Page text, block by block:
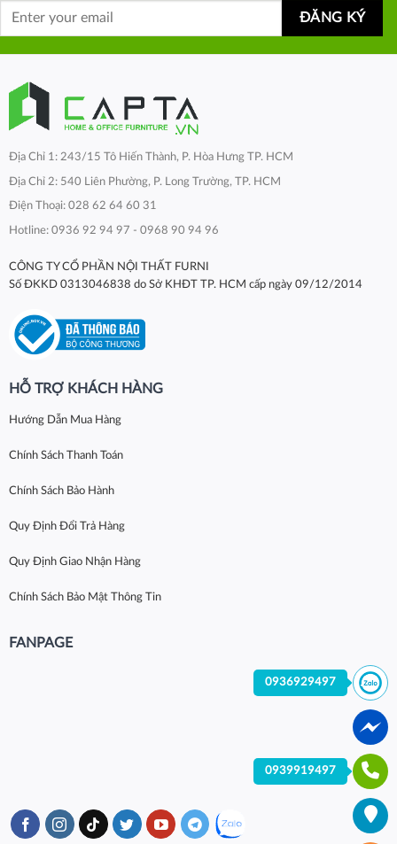
Địa Chỉ 1: 243/15 Tô Hiến Thành, P. Hòa Hưng TP. HCM
Địa Chỉ 2: 540 Liên Phường, P. Long Trường, TP. HCM
Điện Thoại: 028 62 64 60 31
Hotline: 0936 92 94 97 - 0968 90 94 96
CÔNG TY CỔ PHẦN NỘI THẤT FURNI
Số ĐKKD 0313046838 do Sở KHĐT TP. HCM cấp ngày 09/12/2014
HỖ TRỢ KHÁCH HÀNG
Hướng Dẫn Mua Hàng
Chính Sách Thanh Toán
Chính Sách Bảo Hành
Quy Định Đổi Trả Hàng
Quy Định Giao Nhận Hàng
Chính Sách Bảo Mật Thông Tin
FANPAGE
0936929497
0939919497